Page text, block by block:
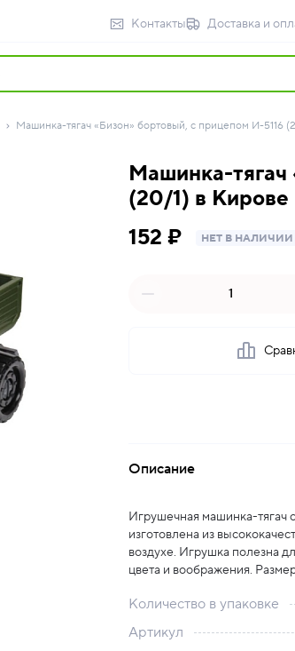
Контакты Доставка и
Машинка-тягач «Бизон» бортовый, с прицепом И-5116
Машинка-тягач
(20/1) в Кирове
152 ₽
НЕТ В НАЛИЧИИ
Описание
Игрушечная машинка-
изготовлена из
воздухе. Игрушка полезна
цвета и воображения.
Количество в упаковке
Артикул